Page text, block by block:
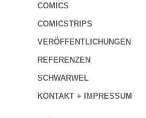
COMICS
COMICSTRIPS
VERÖFFENTLICHUNGEN
REFERENZEN
SCHWARWEL
KONTAKT + IMPRESSUM